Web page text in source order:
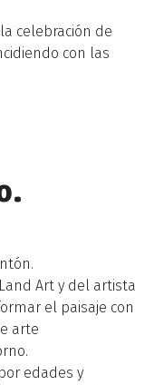
celebración de
con las
Art y del artista
el paisaje con
arte
edades y